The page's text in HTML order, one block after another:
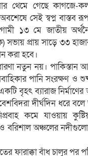
থেমে গেছে কাগজে-
সেই স্বপ্ন বাস্তব
১৩ মে জাতীয়
সভায় প্রায় সাড়ে ৩৩
করা হবে।
ধারণা নতুন নয়।
পানি সংরক্ষণ ও
বৃহৎ ব্যারাজ
দীর্ঘদিন ধরে
কমে যাওয়ায়
বরিশাল অঞ্চলের নদীগুলো
ফারাক্কা বাঁধ চালুর পর